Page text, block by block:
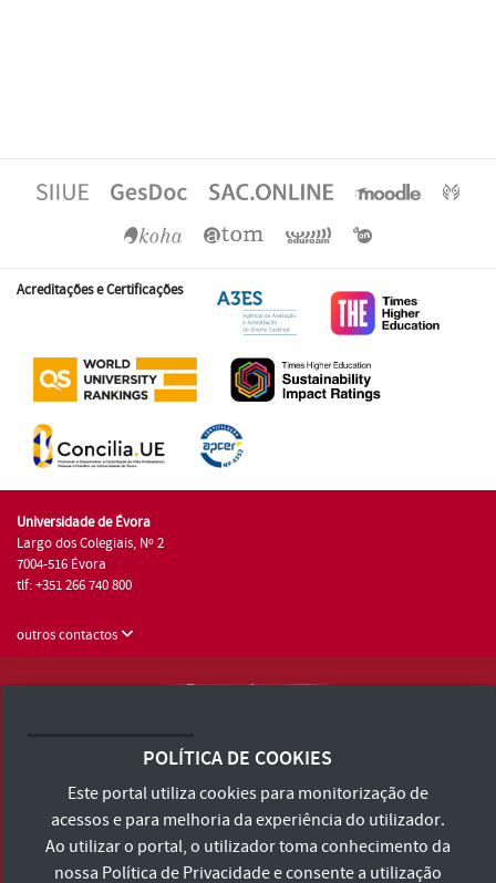
Acreditações e Certificações
Universidade de Évora
Largo dos Colegiais, Nº 2
7004-516 Évora
tlf: +351 266 740 800
outros contactos
Consulte os Termos e Condições e Política de Privacidade
Declaração de Acessibilidade
POLÍTICA DE COOKIES
Este portal utiliza cookies para monitorização de
acessos e para melhoria da experiência do utilizador.
Ao utilizar o portal, o utilizador toma conhecimento da
nossa Política de Privacidadee consente a utilização